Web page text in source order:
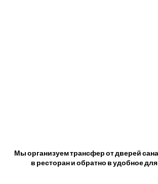
Мы организуем трансфер от дверей
в ресторан и обратно в удобное